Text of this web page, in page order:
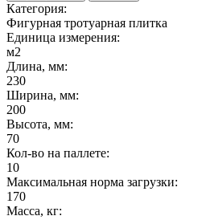
Категория:
Фигурная тротуарная плитка
Единица измерения:
м2
Длина, мм:
230
Ширина, мм:
200
Высота, мм:
70
Кол-во на паллете:
10
Максимальная норма загрузки:
170
Масса, кг: